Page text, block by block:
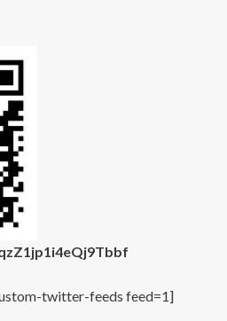
twitter-feeds feed=1]